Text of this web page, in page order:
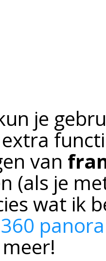
je
van
(als je
wat ik
360